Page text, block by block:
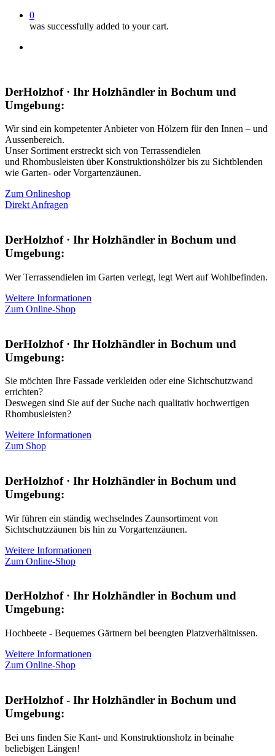
0
was successfully added to your cart.
DerHolzhof · Ihr Holzhändler in Bochum und
Umgebung:
Wir sind ein kompetenter Anbieter von Hölzern für den Innen – und
Aussenbereich.
Unser Sortiment erstreckt sich von Terrassendielen
und Rhombusleisten über Konstruktionshölzer bis zu Sichtblenden
wie Garten- oder Vorgartenzäunen.
Zum Onlineshop
Direkt Anfragen
DerHolzhof · Ihr Holzhändler in Bochum und
Umgebung:
Wer Terrassendielen im Garten verlegt, legt Wert auf Wohlbefinden.
Weitere Informationen
Zum Online-Shop
DerHolzhof · Ihr Holzhändler in Bochum und
Umgebung:
Sie möchten Ihre Fassade verkleiden oder eine Sichtschutzwand
errichten?
Deswegen sind Sie auf der Suche nach qualitativ hochwertigen
Rhombusleisten?
Weitere Informationen
Zum Shop
DerHolzhof · Ihr Holzhändler in Bochum und
Umgebung:
Wir führen ein ständig wechselndes Zaunsortiment von
Sichtschutzzäunen bis hin zu Vorgartenzäunen.
Weitere Informationen
Zum Online-Shop
DerHolzhof · Ihr Holzhändler in Bochum und
Umgebung:
Hochbeete - Bequemes Gärtnern bei beengten Platzverhältnissen.
Weitere Informationen
Zum Online-Shop
DerHolzhof - Ihr Holzhändler in Bochum und
Umgebung:
Bei uns finden Sie Kant- und Konstruktionsholz in beinahe
beliebigen Längen!